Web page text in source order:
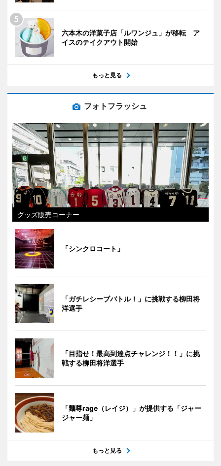
六本木の洋菓子店「ルワンジュ」が移転 ア
イスのテイクアウト開始
もっと見る
フォトフラッシュ
グッズ販売コーナー
「シンクロコート」
「ガチレシーブバトル！」に挑戦する柳田将
洋選手
「目指せ！最高到達点チャレンジ！！」に挑
戦する柳田将洋選手
「麺尊rage（レイジ）」が提供する「ジャー
ジャー麺」
もっと見る